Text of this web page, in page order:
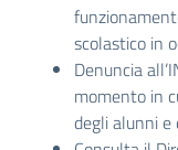
scolastico in
Denuncia
momento in
degli alunni e